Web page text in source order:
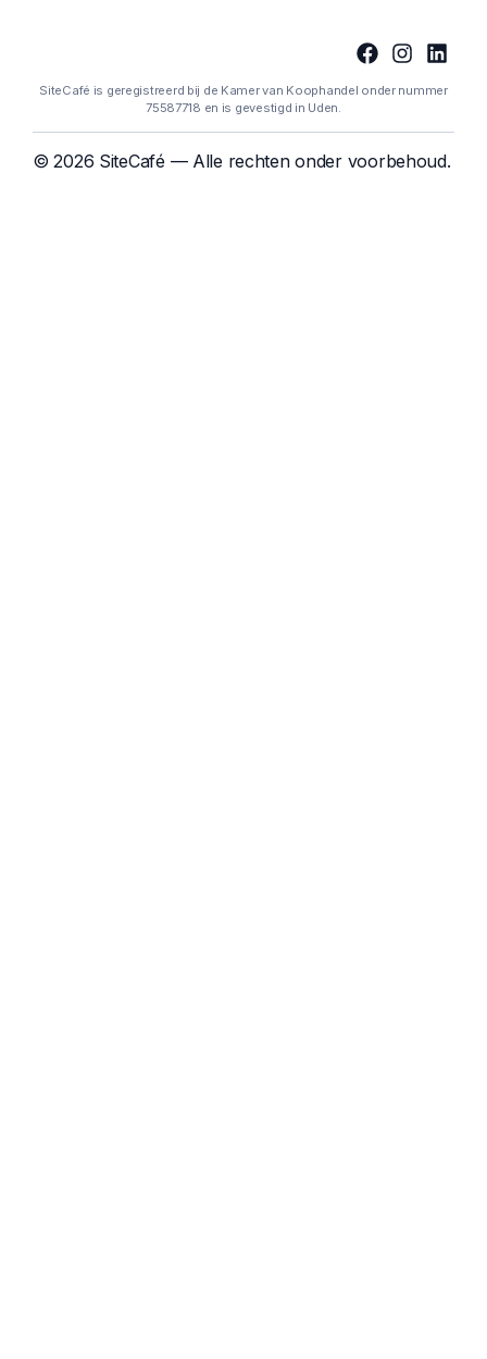
SiteCafé is geregistreerd bij de Kamer van Koophandel onder nummer
75587718 en is gevestigd in Uden.
© 2026 SiteCafé — Alle rechten onder voorbehoud.